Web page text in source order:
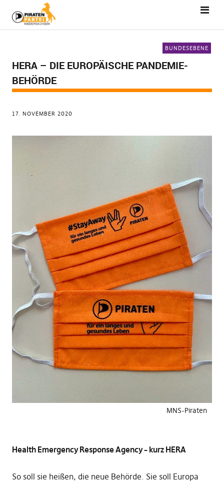
BUNDESEBENE
HERA – DIE EUROPÄISCHE PANDEMIE-
BEHÖRDE
17. NOVEMBER 2020
MNS-Piraten
Health Emergency Response Agency – kurz HERA
So soll sie heißen, die neue Behörde. Sie soll Europa